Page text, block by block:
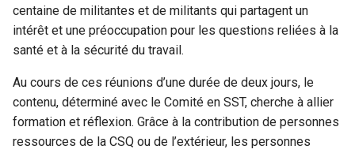
centaine de militantes et de militants qui partagent un
intérêt et une préoccupation pour les questions reliées à la
santé et à la sécurité du travail.
Au cours de ces réunions d’une durée de deux jours, le
contenu, déterminé avec le Comité en SST, cherche à allier
formation et réflexion. Grâce à la contribution de personnes
ressources de la CSQ ou de l’extérieur, les personnes